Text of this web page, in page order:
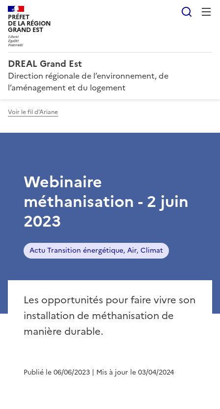
PRÉFET
DE LA RÉGION
GRAND EST
DREAL Grand Est
Direction régionale de l’environnement, de
l’aménagement et du logement
Voir le fil d'Ariane
Webinaire
méthanisation - 2 juin
2023
Actu Transition énergétique, Air, Climat
Les opportunités pour faire vivre son
installation de méthanisation de
manière durable.
Publié le 06/06/2023 | Mis à jour le 03/04/2024